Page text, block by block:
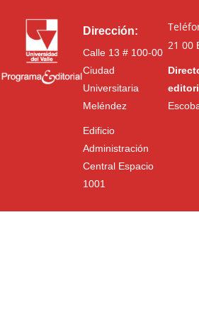
Dirección:
Calle 13 # 100-00
Ciudad
Universitaria
Meléndez
Edificio
Administración
Central Espacio
1001
21 00